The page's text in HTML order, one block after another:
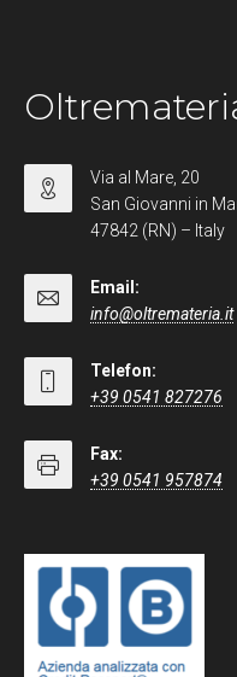
Via al Mare, 20
San Giovanni in
47842 (RN) – Italy
Email:
info@oltremateria.it
Telefon:
+39 0541 827276
Fax:
+39 0541 957874